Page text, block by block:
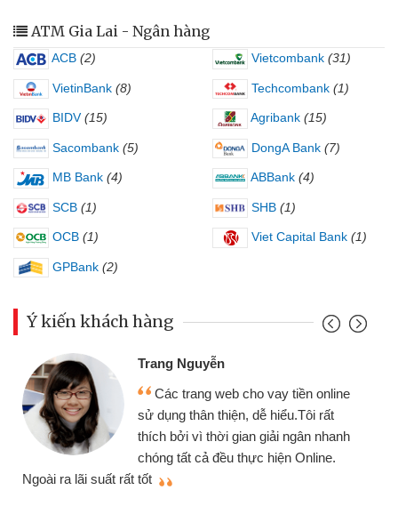
ATM Gia Lai - Ngân hàng
ACB (2) Vietcombank (31)
VietinBank (8) Techcombank (1)
BIDV (15) Agribank (15)
Sacombank (5) DongA Bank (7)
MB Bank (4) ABBank (4)
SCB (1) SHB (1)
OCB (1) Viet Capital Bank (1)
GPBank (2)
Ý kiến khách hàng
Trang Nguyễn
Các trang web cho vay tiền online
sử dụng thân thiện, dễ hiểu.Tôi rất
thích bởi vì thời gian giải ngân nhanh
chóng tất cả đều thực hiện Online.
Ngoài ra lãi suất rất tốt